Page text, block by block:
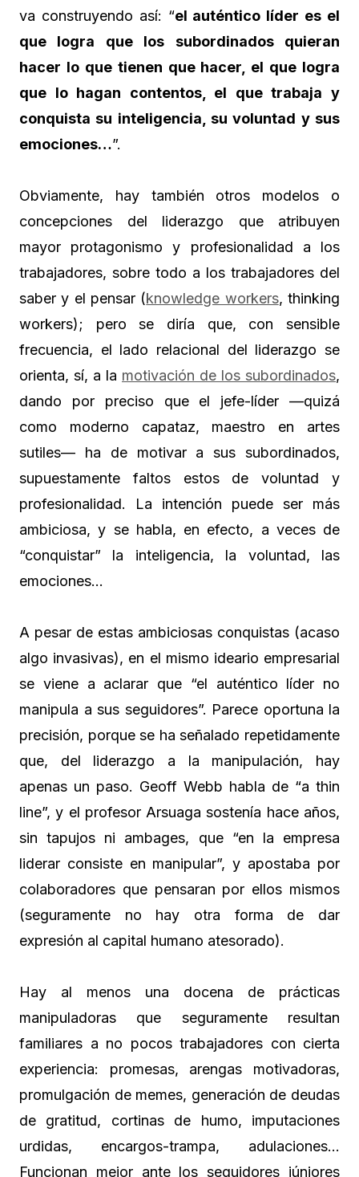
va construyendo así: “el auténtico líder es el
que logra que los subordinados quieran
hacer lo que tienen que hacer, el que logra
que lo hagan contentos, el que trabaja y
conquista su inteligencia, su voluntad y sus
emociones…”.
Obviamente, hay también otros modelos o
concepciones del liderazgo que atribuyen
mayor protagonismo y profesionalidad a los
trabajadores, sobre todo a los trabajadores del
saber y el pensar (knowledge workers, thinking
workers); pero se diría que, con sensible
frecuencia, el lado relacional del liderazgo se
orienta, sí, a la motivación de los subordinados,
dando por preciso que el jefe-líder —quizá
como moderno capataz, maestro en artes
sutiles— ha de motivar a sus subordinados,
supuestamente faltos estos de voluntad y
profesionalidad. La intención puede ser más
ambiciosa, y se habla, en efecto, a veces de
“conquistar” la inteligencia, la voluntad, las
emociones…
A pesar de estas ambiciosas conquistas (acaso
algo invasivas), en el mismo ideario empresarial
se viene a aclarar que “el auténtico líder no
manipula a sus seguidores”. Parece oportuna la
precisión, porque se ha señalado repetidamente
que, del liderazgo a la manipulación, hay
apenas un paso. Geoff Webb habla de “a thin
line”, y el profesor Arsuaga sostenía hace años,
sin tapujos ni ambages, que “en la empresa
liderar consiste en manipular”, y apostaba por
colaboradores que pensaran por ellos mismos
(seguramente no hay otra forma de dar
expresión al capital humano atesorado).
Hay al menos una docena de prácticas
manipuladoras que seguramente resultan
familiares a no pocos trabajadores con cierta
experiencia: promesas, arengas motivadoras,
promulgación de memes, generación de deudas
de gratitud, cortinas de humo, imputaciones
urdidas, encargos-trampa, adulaciones…
Funcionan mejor ante los seguidores júniores